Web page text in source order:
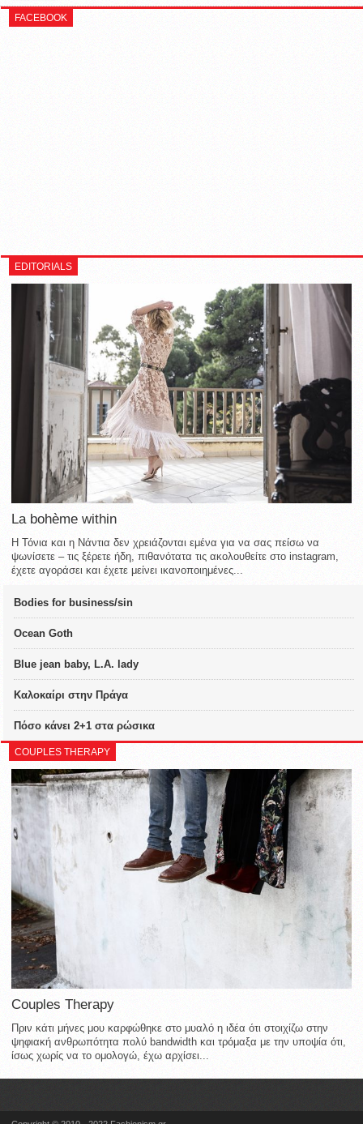
FACEBOOK
EDITORIALS
La bohème within
Η Τόνια και η Νάντια δεν χρειάζονται εμένα για να σας πείσω να
ψωνίσετε – τις ξέρετε ήδη, πιθανότατα τις ακολουθείτε στο instagram,
έχετε αγοράσει και έχετε μείνει ικανοποιημένες...
Bodies for business/sin
Ocean Goth
Blue jean baby, L.A. lady
Καλοκαίρι στην Πράγα
Πόσο κάνει 2+1 στα ρώσικα
COUPLES THERAPY
Couples Therapy
Πριν κάτι μήνες μου καρφώθηκε στο μυαλό η ιδέα ότι στοιχίζω στην
ψηφιακή ανθρωπότητα πολύ bandwidth και τρόμαξα με την υποψία ότι,
ίσως χωρίς να το ομολογώ, έχω αρχίσει...